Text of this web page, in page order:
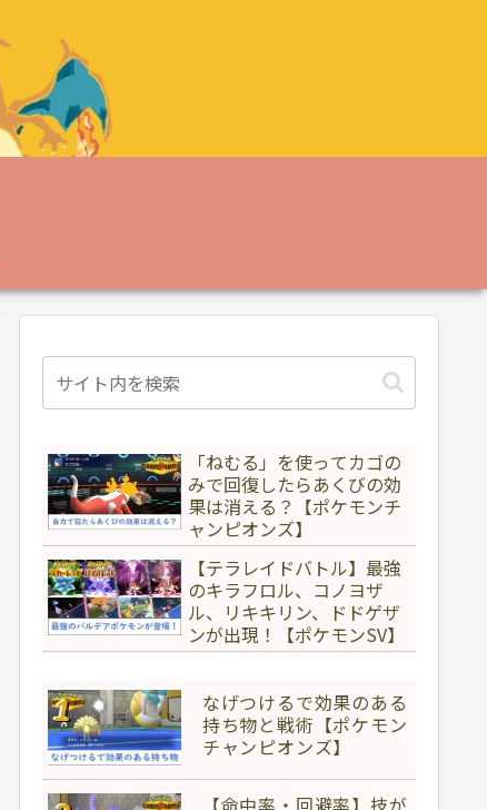
「ねむる」を使ってカゴの
みで回復したらあくびの効
果は消える？【ポケモンチ
ャンピオンズ】
【テラレイドバトル】最強
のキラフロル、コノヨザ
ル、リキキリン、ドドゲザ
ンが出現！【ポケモンSV】
なげつけるで効果のある
持ち物と戦術【ポケモン
チャンピオンズ】
【命中率・回避率】技が